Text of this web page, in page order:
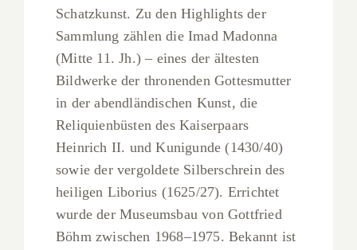
Schatzkunst. Zu den Highlights der
Sammlung zählen die Imad Madonna
(Mitte 11. Jh.) – eines der ältesten
Bildwerke der thronenden Gottesmutter
in der abendländischen Kunst, die
Reliquienbüsten des Kaiserpaars
Heinrich II. und Kunigunde (1430/40)
sowie der vergoldete Silberschrein des
heiligen Liborius (1625/27). Errichtet
wurde der Museumsbau von Gottfried
Böhm zwischen 1968–1975. Bekannt ist